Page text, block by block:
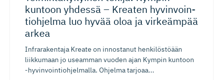
kuntoon yhdessä – Kreaten hyvinvoin­
tiohjelma luo hyvää oloa ja virkeämpää
arkea
Infrarakentaja Kreate on innostanut henkilöstöään
liikkumaan jo useamman vuoden ajan Kympin kuntoon
-hyvinvointiohjelmalla. Ohjelma tarjoaa...